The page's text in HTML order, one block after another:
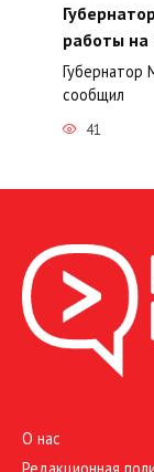
работы на
Губернатор
сообщил
41
О нас
Редакционная